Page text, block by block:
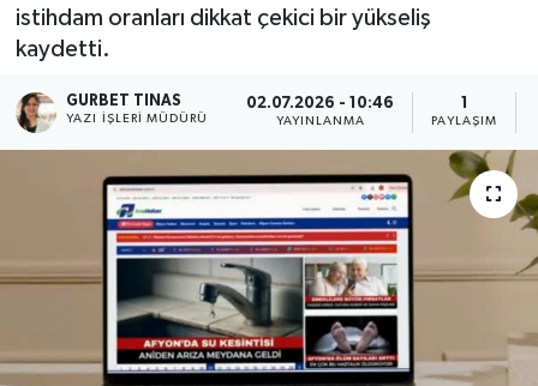
istihdam oranları dikkat çekici bir yükseliş
kaydetti.
GURBET TINAS
YAZI İŞLERI MÜDÜRÜ
02.07.2026 - 10:46
YAYINLANMA PAYLAŞIM